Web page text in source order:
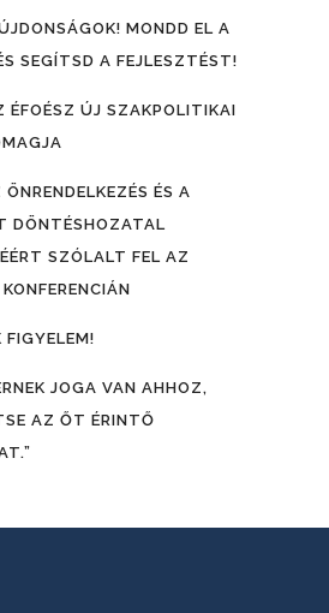
MONDD EL A
SEGÍTSD A FEJLESZTÉST!
ÉFOÉSZ ÚJ SZAKPOLITIKAI
ÉS A
DÖNTÉSHOZATAL
SZÓLALT FEL AZ
FIGYELEM!
JOGA VAN AHHOZ,
AZ ŐT ÉRINTŐ